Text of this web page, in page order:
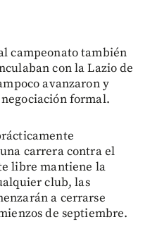
campeonato también
con la Lazio de
avanzaron y
formal.
carrera contra el
libre mantiene la
club, las
a cerrarse
de septiembre.